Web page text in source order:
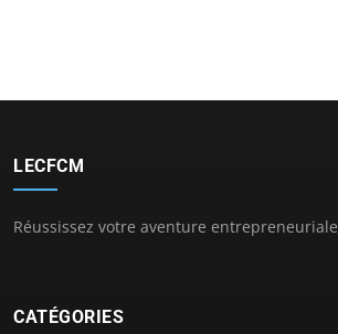
LECFCM
Réussissez votre aventure entrepreneuriale
CATÉGORIES